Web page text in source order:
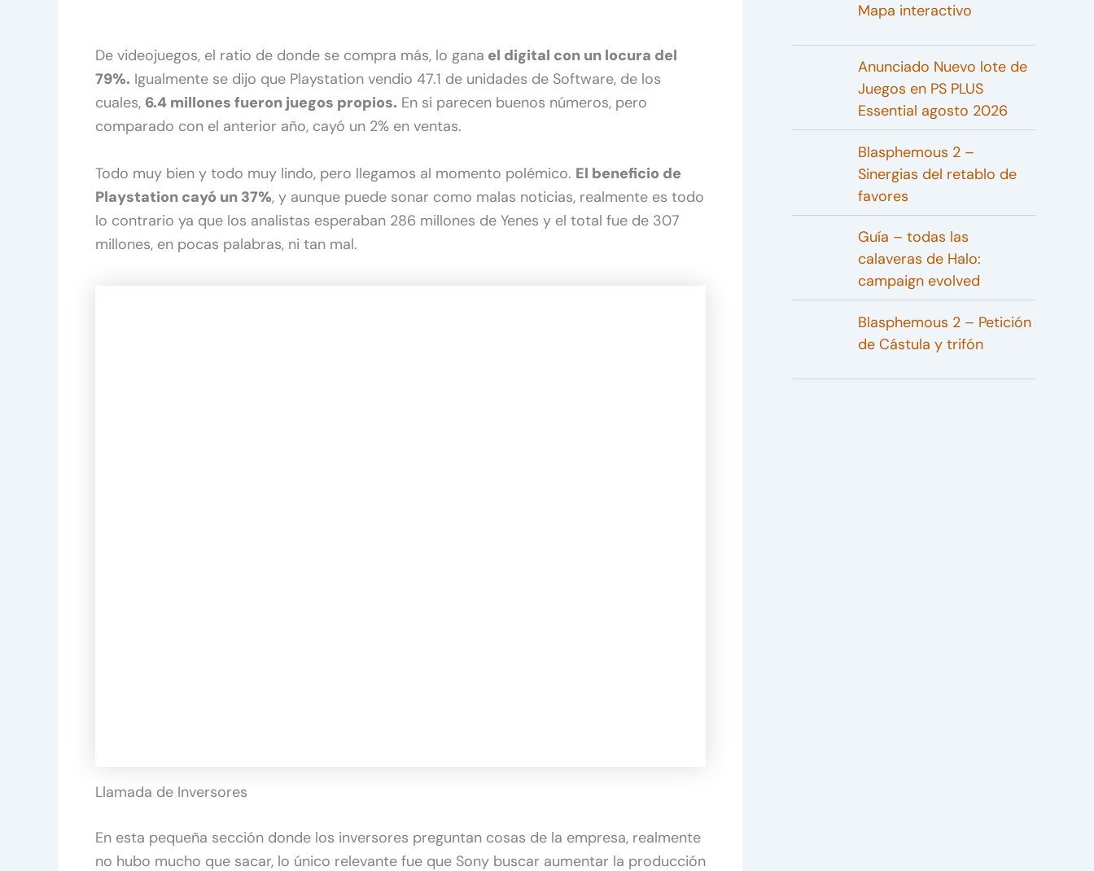
De videojuegos, el ratio de donde se compra más, lo gana el digital con un locura del
79%. Igualmente se dijo que Playstation vendio 47.1 de unidades de Software, de los
cuales, 6.4 millones fueron juegos propios. En si parecen buenos números, pero
comparado con el anterior año, cayó un 2% en ventas.
Todo muy bien y todo muy lindo, pero llegamos al momento polémico. El beneficio de
Playstation cayó un 37%, y aunque puede sonar como malas noticias, realmente es todo
lo contrario ya que los analistas esperaban 286 millones de Yenes y el total fue de 307
millones, en pocas palabras, ni tan mal.
Llamada de Inversores
En esta pequeña sección donde los inversores preguntan cosas de la empresa, realmente
no hubo mucho que sacar, lo único relevante fue que Sony buscar aumentar la producción
Mapa interactivo
Anunciado Nuevo lote de
Juegos en PS PLUS
Essential agosto 2026
Blasphemous 2 –
Sinergias del retablo de
favores
Guía – todas las
calaveras de Halo:
campaign evolved
Blasphemous 2 – Petición
de Cástula y trifón